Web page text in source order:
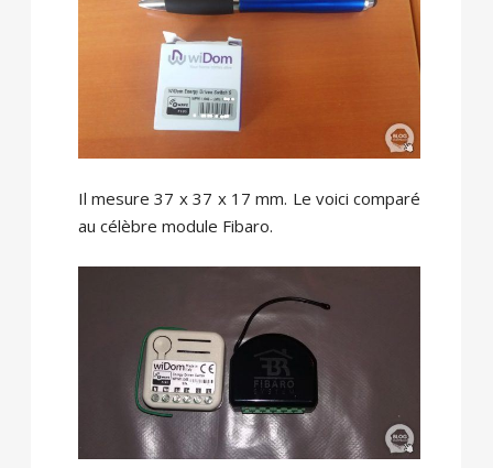
Il mesure 37 x 37 x 17 mm. Le voici comparé
au célèbre module Fibaro.